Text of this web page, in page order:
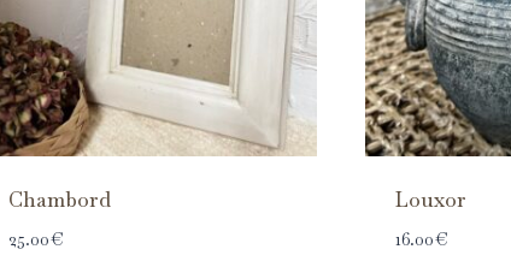
Chambord
25.00€
Louxor
16.00€